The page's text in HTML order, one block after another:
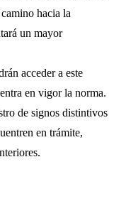
hacia la
un mayor
acceder a este
en vigor la norma.
de signos distintivos
en trámite,